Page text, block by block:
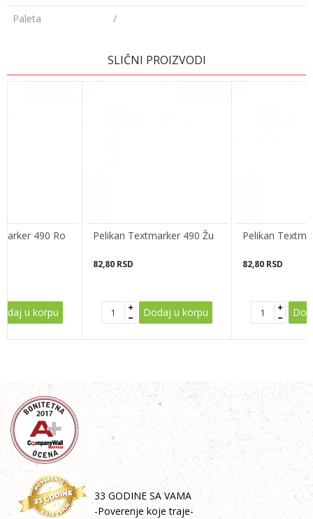
Paleta /
POŠALJI
SLIČNI PROIZVODI
490 Ro
u korpu
Pelikan Textmarker 490 Žu
82,80 RSD
Dodaj u korpu
Pelikan
82,80 RSD
33 GODINE SA VAMA
-Poverenje koje traje-